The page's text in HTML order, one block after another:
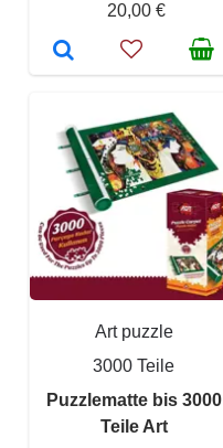
20,00 €
Art puzzle
3000 Teile
Puzzlematte bis 3000
Teile Art